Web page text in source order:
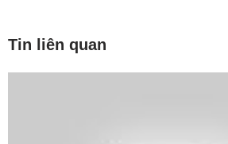
Tin liên quan